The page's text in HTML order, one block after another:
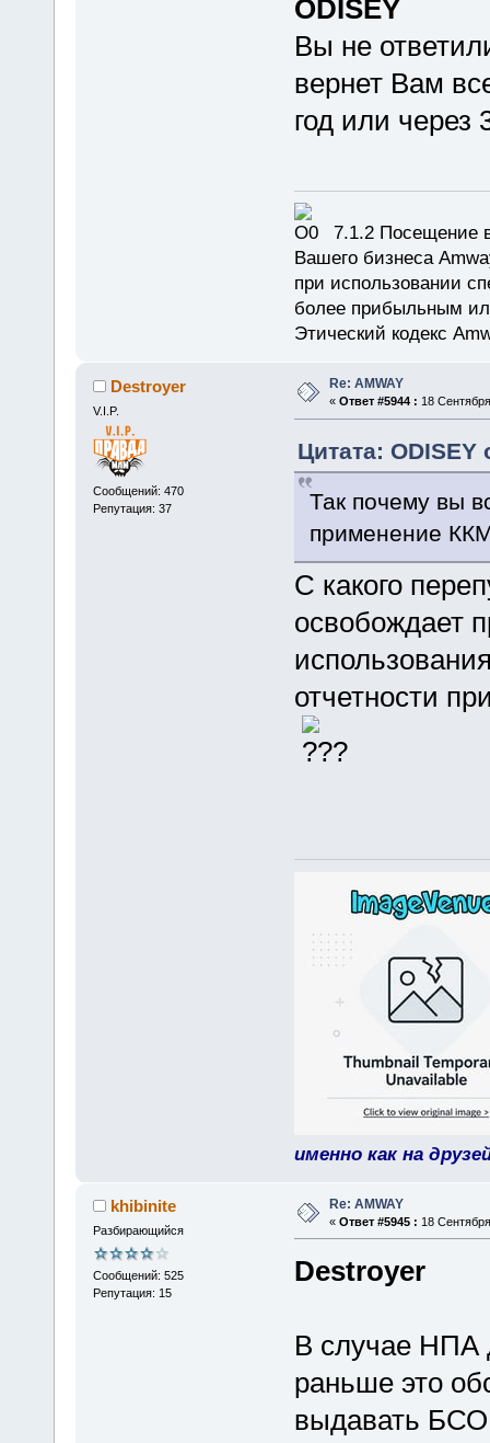
ODISEY
Вы не
вернет Вам
год или через
7.1.2 Посещение
Вашего бизнеса
при использовании
более прибыльным
Этический кодекс
Destroyer
V.I.P.
Сообщений: 470
Репутация: 37
Re: AMWAY
« Ответ #5944 : 18
Цитата: ODISEY
Так почему вы
применение
С какого
освобождает
отчетности
именно как на
khibinite
Разбирающийся
Сообщений: 525
Репутация: 15
Re: AMWAY
« Ответ #5945 : 18
Destroyer
В случае НПА
раньше это
выдавать